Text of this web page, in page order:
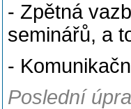
- Zpětná
seminářů, a
-
Poslední